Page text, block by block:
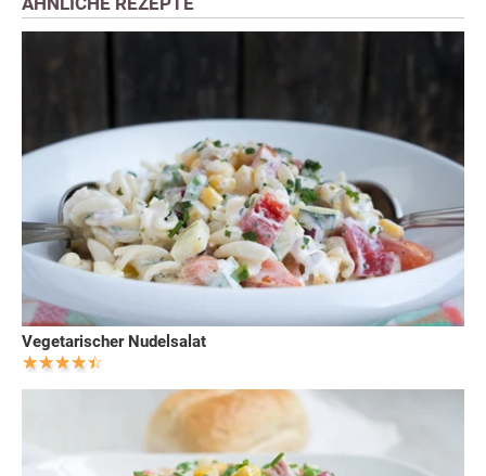
Vegetarischer Nudelsalat